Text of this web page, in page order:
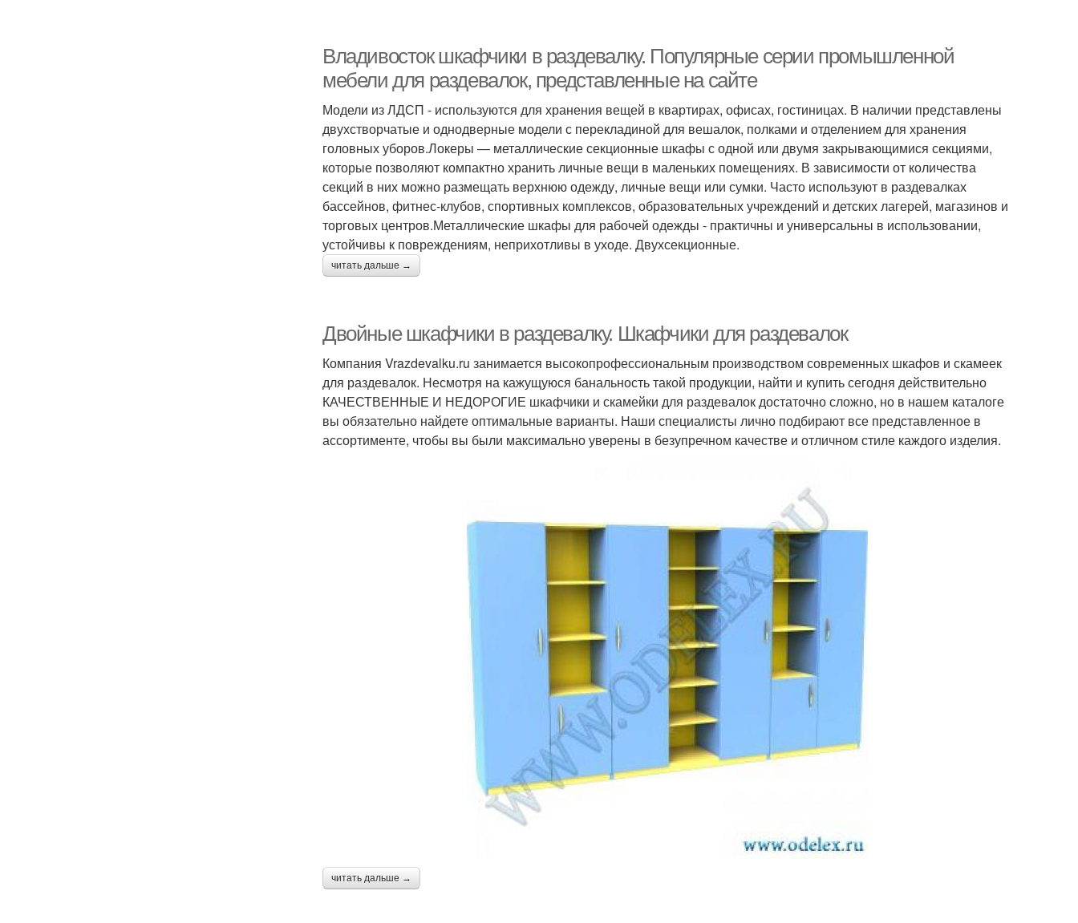
Владивосток шкафчики в раздевалку. Популярные серии промышленной
мебели для раздевалок, представленные на сайте
Модели из ЛДСП - используются для хранения вещей в квартирах, офисах, гостиницах. В наличии представлены
двухстворчатые и однодверные модели с перекладиной для вешалок, полками и отделением для хранения
головных уборов.Локеры — металлические секционные шкафы с одной или двумя закрывающимися секциями,
которые позволяют компактно хранить личные вещи в маленьких помещениях. В зависимости от количества
секций в них можно размещать верхнюю одежду, личные вещи или сумки. Часто используют в раздевалках
бассейнов, фитнес-клубов, спортивных комплексов, образовательных учреждений и детских лагерей, магазинов и
торговых центров.Металлические шкафы для рабочей одежды - практичны и универсальны в использовании,
устойчивы к повреждениям, неприхотливы в уходе. Двухсекционные.
читать дальше →
Двойные шкафчики в раздевалку. Шкафчики для раздевалок
Компания Vrazdevalku.ru занимается высокопрофессиональным производством современных шкафов и скамеек
для раздевалок. Несмотря на кажущуюся банальность такой продукции, найти и купить сегодня действительно
КАЧЕСТВЕННЫЕ И НЕДОРОГИЕ шкафчики и скамейки для раздевалок достаточно сложно, но в нашем каталоге
вы обязательно найдете оптимальные варианты. Наши специалисты лично подбирают все представленное в
ассортименте, чтобы вы были максимально уверены в безупречном качестве и отличном стиле каждого изделия.
читать дальше →